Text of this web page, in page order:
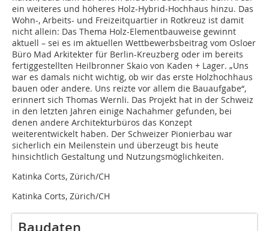
ein weiteres und höheres Holz-Hybrid-Hochhaus hinzu. Das
Wohn-, Arbeits- und Freizeitquartier in Rotkreuz ist damit
nicht allein: Das Thema Holz-Elementbauweise gewinnt
aktuell – sei es im aktuellen Wettbewerbsbeitrag vom Osloer
Büro Mad Arkitekter für Berlin-Kreuzberg oder im bereits
fertiggestellten Heilbronner Skaio von Kaden + Lager. „Uns
war es damals nicht wichtig, ob wir das erste Holzhochhaus
bauen oder andere. Uns reizte vor allem die Bauaufgabe“,
erinnert sich Thomas Wernli. Das Projekt hat in der Schweiz
in den letzten Jahren einige Nachahmer gefunden, bei
denen andere Architekturbüros das Konzept
weiterentwickelt haben. Der Schweizer Pionierbau war
sicherlich ein Meilenstein und überzeugt bis heute
hinsichtlich Gestaltung und Nutzungsmöglichkeiten.
Katinka Corts, Zürich/CH
Katinka Corts, Zürich/CH
Baudaten